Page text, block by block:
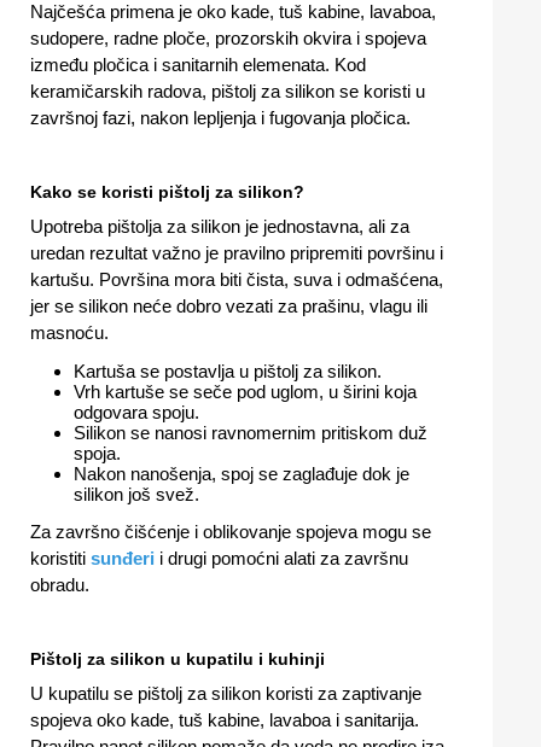
Najčešća primena je oko kade, tuš kabine, lavaboa,
sudopere, radne ploče, prozorskih okvira i spojeva
između pločica i sanitarnih elemenata. Kod
keramičarskih radova, pištolj za silikon se koristi u
završnoj fazi, nakon lepljenja i fugovanja pločica.
Kako se koristi pištolj za silikon?
Upotreba pištolja za silikon je jednostavna, ali za
uredan rezultat važno je pravilno pripremiti površinu i
kartušu. Površina mora biti čista, suva i odmašćena,
jer se silikon neće dobro vezati za prašinu, vlagu ili
masnoću.
Kartuša se postavlja u pištolj za silikon.
Vrh kartuše se seče pod uglom, u širini koja
odgovara spoju.
Silikon se nanosi ravnomernim pritiskom duž
spoja.
Nakon nanošenja, spoj se zaglađuje dok je
silikon još svež.
Za završno čišćenje i oblikovanje spojeva mogu se
koristiti sunđeri i drugi pomoćni alati za završnu
obradu.
Pištolj za silikon u kupatilu i kuhinji
U kupatilu se pištolj za silikon koristi za zaptivanje
spojeva oko kade, tuš kabine, lavaboa i sanitarija.